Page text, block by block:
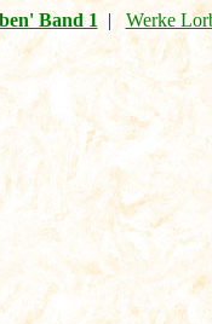
Band 1 | Werke